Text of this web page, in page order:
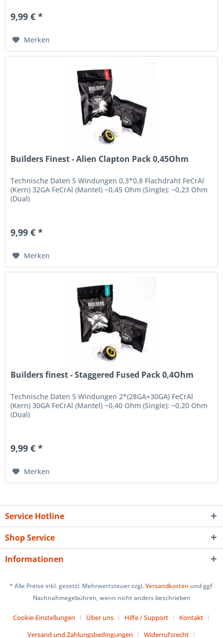
9,99 € *
Merken
Builders Finest - Alien Clapton Pack 0,45Ohm
Technische Daten 5 Windungen 0,3*0,8 Flachdraht FeCrAl
(Kern) 32GA FeCrAl (Mantel) ~0,45 Ohm (Single); ~0,23 Ohm
(Dual)
9,99 € *
Merken
Builders finest - Staggered Fused Pack 0,4Ohm
Technische Daten 5 Windungen 2*(28GA+30GA) FeCrAl
(Kern) 30GA FeCrAl (Mantel) ~0,40 Ohm (Single); ~0,20 Ohm
(Dual)
9,99 € *
Merken
Service Hotline
Shop Service
Informationen
* Alle Preise inkl. gesetzl. Mehrwertsteuer zzgl.Versandkosten und ggf.
Nachnahmegebühren, wenn nicht anders beschrieben
Cookie-Einstellungen Über uns Hilfe / Support
Kontakt
Versand und Zahlungsbedingungen
Widerrufsrecht